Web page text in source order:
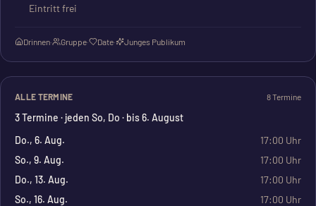
Eintritt frei
Drinnen· Gruppe· Date· Junges Publikum
ALLE TERMINE 8Termine
3 Termine · jeden So, Do · bis 6. August
Do., 6. Aug.
17:00 Uhr
So., 9. Aug.
17:00 Uhr
Do., 13. Aug.
17:00 Uhr
So., 16. Aug.
17:00 Uhr